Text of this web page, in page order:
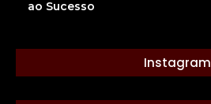
ao Sucesso
Instagram